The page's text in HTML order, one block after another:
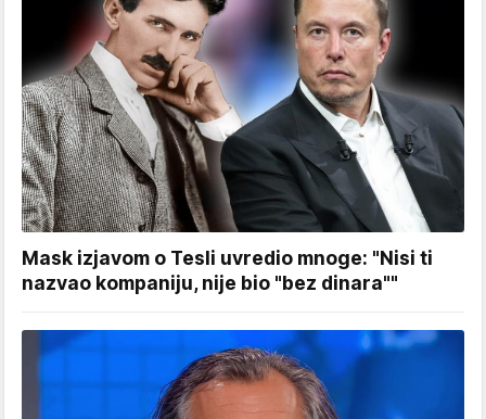
Mask izjavom o Tesli uvredio mnoge: "Nisi ti
nazvao kompaniju, nije bio "bez dinara""